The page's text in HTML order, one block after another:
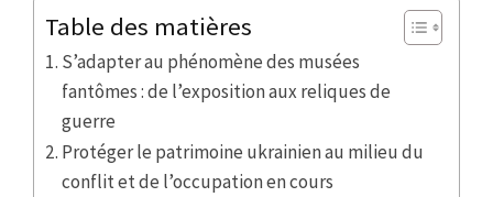
Table des matières
S’adapter au phénomène des musées
fantômes : de l’exposition aux reliques de
guerre
Protéger le patrimoine ukrainien au milieu du
conflit et de l’occupation en cours